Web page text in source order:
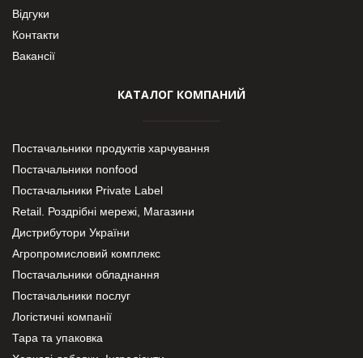
Відгуки
Контакти
Вакансії
КАТАЛОГ КОМПАНИЙ
Постачальники продуктів харчування
Постачальники nonfood
Постачальники Private Label
Retail. Роздрібні мережі, Магазини
Дистрибутори України
Агропромисловий комплекс
Постачальники обладнання
Постачальники послуг
Логістичні компанії
Тара та упаковка